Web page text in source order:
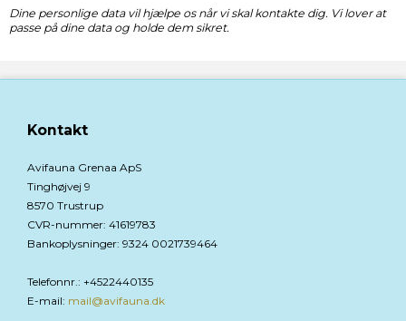
Dine personlige data vil hjælpe os når vi skal kontakte dig. Vi lover at
passe på dine data og holde dem sikret.
Kontakt
Avifauna Grenaa ApS
Tinghøjvej 9
8570 Trustrup
CVR-nummer: 41619783
Bankoplysninger: 9324 0021739464
Telefonnr.: +4522440135
E-mail: mail@avifauna.dk